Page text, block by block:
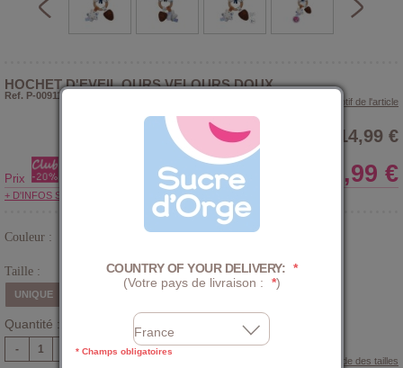
HOCHET D'EVEIL OURS VELOURS DOUX
Ref. P-009119
> Voir le descriptif de l'article
14,99 €
Prix 11,99 €
+ D'INFOS SUR LE CLUB
Couleur :
Taille :
UNIQUE
Quantité :
-
Guide des tailles
COUNTRY OF YOUR DELIVERY: *
(Votre pays de livraison :
*)
* Champs obligatoires